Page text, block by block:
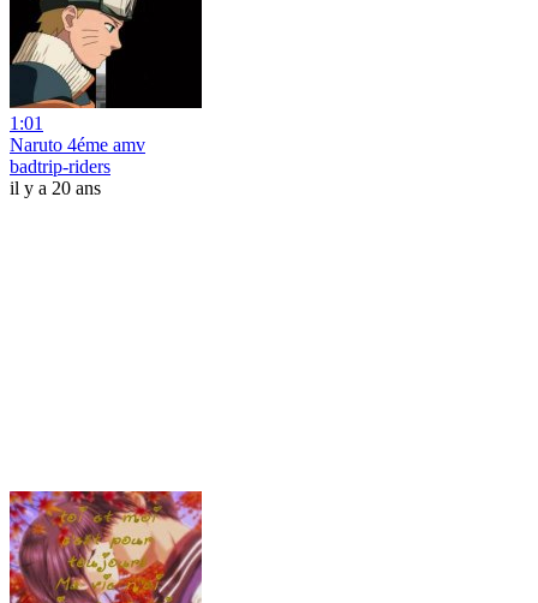
1:01
Naruto 4éme amv
badtrip-riders
il y a 20 ans